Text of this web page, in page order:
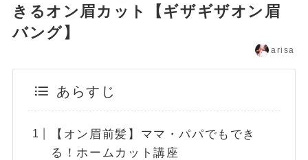
きるオン眉カット【ギザギザオン眉
バング】
arisa
あらすじ
【オン眉前髪】ママ・パパでもでき
る！ホームカット講座